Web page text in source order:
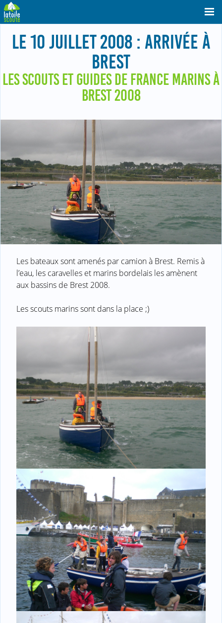
LE 10 JUILLET 2008 : ARRIVÉE À
BREST
LES SCOUTS ET GUIDES DE FRANCE MARINS À
BREST 2008
Les bateaux sont amenés par camion à Brest. Remis à
l’eau, les caravelles et marins bordelais les amènent
aux bassins de Brest 2008.
Les scouts marins sont dans la place ;)